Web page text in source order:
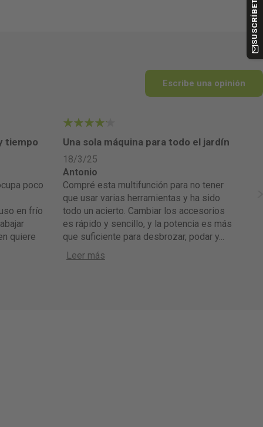
Escribe una opinión
tiempo
en frío
quiere
4Una sola máquina para todo el jardín
18/3/25
Antonio
Compré esta multifunción para no tener
que usar varias herramientas y ha sido
todo un acierto. Cambiar los accesorios
es rápido y sencillo, y la potencia es más
que suficiente para desbrozar, podar y...
Leer más